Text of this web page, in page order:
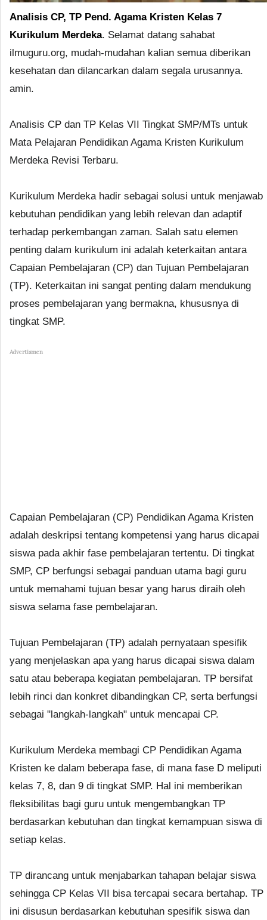
Analisis CP, TP Pend. Agama Kristen Kelas 7
Kurikulum Merdeka. Selamat datang sahabat
ilmuguru.org, mudah-mudahan kalian semua diberikan
kesehatan dan dilancarkan dalam segala urusannya.
amin.
Analisis CP dan TP Kelas VII Tingkat SMP/MTs untuk
Mata Pelajaran Pendidikan Agama Kristen Kurikulum
Merdeka Revisi Terbaru.
Kurikulum Merdeka hadir sebagai solusi untuk menjawab
kebutuhan pendidikan yang lebih relevan dan adaptif
terhadap perkembangan zaman. Salah satu elemen
penting dalam kurikulum ini adalah keterkaitan antara
Capaian Pembelajaran (CP) dan Tujuan Pembelajaran
(TP). Keterkaitan ini sangat penting dalam mendukung
proses pembelajaran yang bermakna, khususnya di
tingkat SMP.
Advertismen
Capaian Pembelajaran (CP) Pendidikan Agama Kristen
adalah deskripsi tentang kompetensi yang harus dicapai
siswa pada akhir fase pembelajaran tertentu. Di tingkat
SMP, CP berfungsi sebagai panduan utama bagi guru
untuk memahami tujuan besar yang harus diraih oleh
siswa selama fase pembelajaran.
Tujuan Pembelajaran (TP) adalah pernyataan spesifik
yang menjelaskan apa yang harus dicapai siswa dalam
satu atau beberapa kegiatan pembelajaran. TP bersifat
lebih rinci dan konkret dibandingkan CP, serta berfungsi
sebagai "langkah-langkah" untuk mencapai CP.
Kurikulum Merdeka membagi CP Pendidikan Agama
Kristen ke dalam beberapa fase, di mana fase D meliputi
kelas 7, 8, dan 9 di tingkat SMP. Hal ini memberikan
fleksibilitas bagi guru untuk mengembangkan TP
berdasarkan kebutuhan dan tingkat kemampuan siswa di
setiap kelas.
TP dirancang untuk menjabarkan tahapan belajar siswa
sehingga CP Kelas VII bisa tercapai secara bertahap. TP
ini disusun berdasarkan kebutuhan spesifik siswa dan